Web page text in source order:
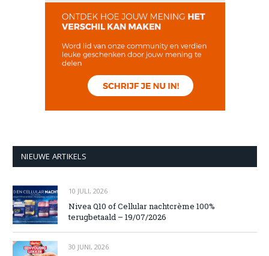
NIEUWE ARTIKELS
10 JULI, 2026
Nivea Q10 of Cellular nachtcrème 100%
terugbetaald – 19/07/2026
30 JUNI, 2026